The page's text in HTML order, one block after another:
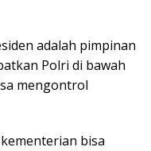
adalah pimpinan
Polri di bawah
mengontrol
bisa